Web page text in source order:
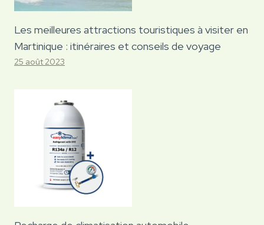
Les meilleures attractions touristiques à visiter en
Martinique : itinéraires et conseils de voyage
25 août 2023